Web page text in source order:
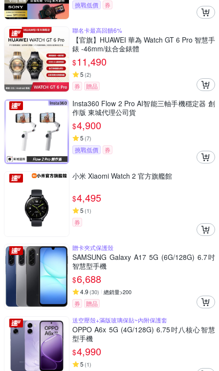
挑戰低價 券
聯名卡最高回饋6%
【官旗】HUAWEI 華為 Watch GT 6 Pro 智慧手
錶 -46mm/鈦合金錶體
$11,490
5 (2)
券 贈品
Insta360 Flow 2 Pro AI智能三軸手機穩定器 創
作版 東城代理公司貨
$4,900
5 (7)
挑戰低價 券
小米 Xiaomi Watch 2 官方旗艦館
$4,495
5 (1)
券
贈卡夾式保護殼
SAMSUNG Galaxy A17 5G (6G/128G) 6.7吋
智慧型手機
$6,688
4.9 (30) 總銷量>200
券
贈品
送空壓殼+滿版玻璃保貼~內附保護套
OPPO A6x 5G (4G/128G) 6.75吋八核心智慧
型手機
$4,990
5 (1)